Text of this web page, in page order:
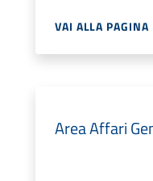
VAI ALLA PAGINA
Area Affari